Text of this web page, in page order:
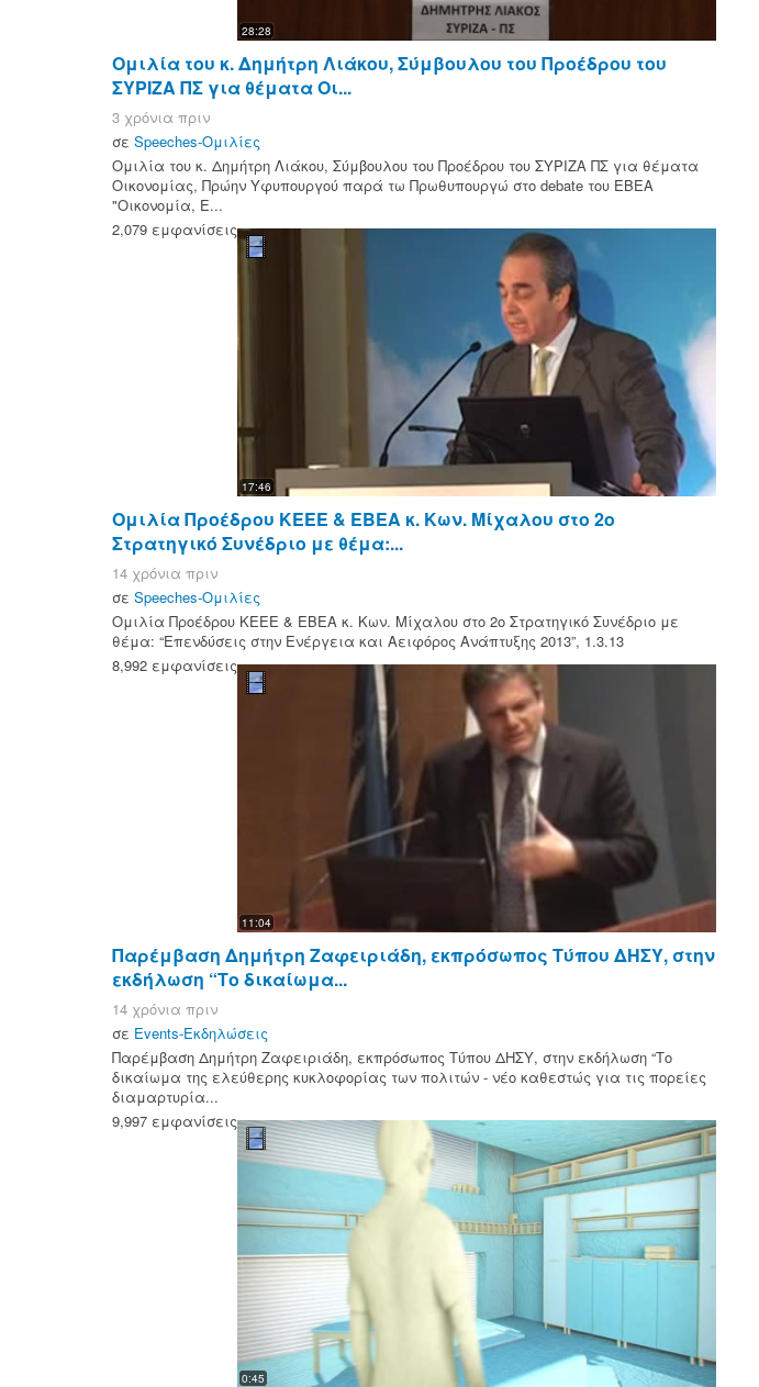
28:28
Ομιλία του κ. Δημήτρη Λιάκου, Σύμβουλου του Προέδρου του
ΣΥΡΙΖΑ ΠΣ για θέματα Οι...
3 χρόνια πριν
σε Speeches-Ομιλίες
Ομιλία του κ. Δημήτρη Λιάκου, Σύμβουλου του Προέδρου του ΣΥΡΙΖΑ ΠΣ για θέματα
Οικονομίας, Πρώην Υφυπουργού παρά τω Πρωθυπουργώ στο debate του ΕΒΕΑ
"Οικονομία, Ε...
2,079 εμφανίσεις
17:46
Ομιλία Προέδρου ΚΕΕΕ & ΕΒΕΑ κ. Κων. Μίχαλου στο 2ο
Στρατηγικό Συνέδριο με θέμα:...
14 χρόνια πριν
σε Speeches-Ομιλίες
Ομιλία Προέδρου ΚΕΕΕ & ΕΒΕΑ κ. Κων. Μίχαλου στο 2ο Στρατηγικό Συνέδριο με
θέμα: “Επενδύσεις στην Ενέργεια και Αειφόρος Ανάπτυξης 2013”, 1.3.13
8,992 εμφανίσεις
11:04
Παρέμβαση Δημήτρη Ζαφειριάδη, εκπρόσωπος Τύπου ΔΗΣΥ, στην
εκδήλωση “Το δικαίωμα...
14 χρόνια πριν
σε Events-Εκδηλώσεις
Παρέμβαση Δημήτρη Ζαφειριάδη, εκπρόσωπος Τύπου ΔΗΣΥ, στην εκδήλωση “Το
δικαίωμα της ελεύθερης κυκλοφορίας των πολιτών - νέο καθεστώς για τις πορείες
διαμαρτυρία...
9,997 εμφανίσεις
0:45